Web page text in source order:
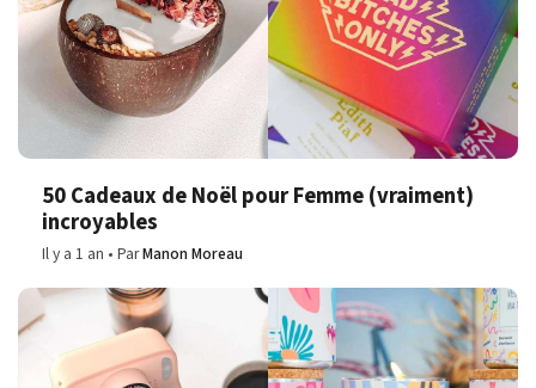
50 Cadeaux de Noël pour Femme (vraiment)
incroyables
Il y a 1 an ParManon Moreau